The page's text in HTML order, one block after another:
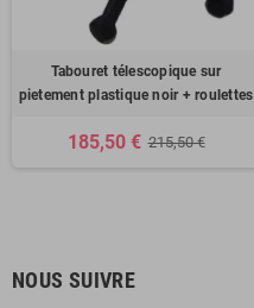
Tabouret télescopique sur
pietement plastique noir + roulettes
185,50 € 215,50 €
NOUS SUIVRE